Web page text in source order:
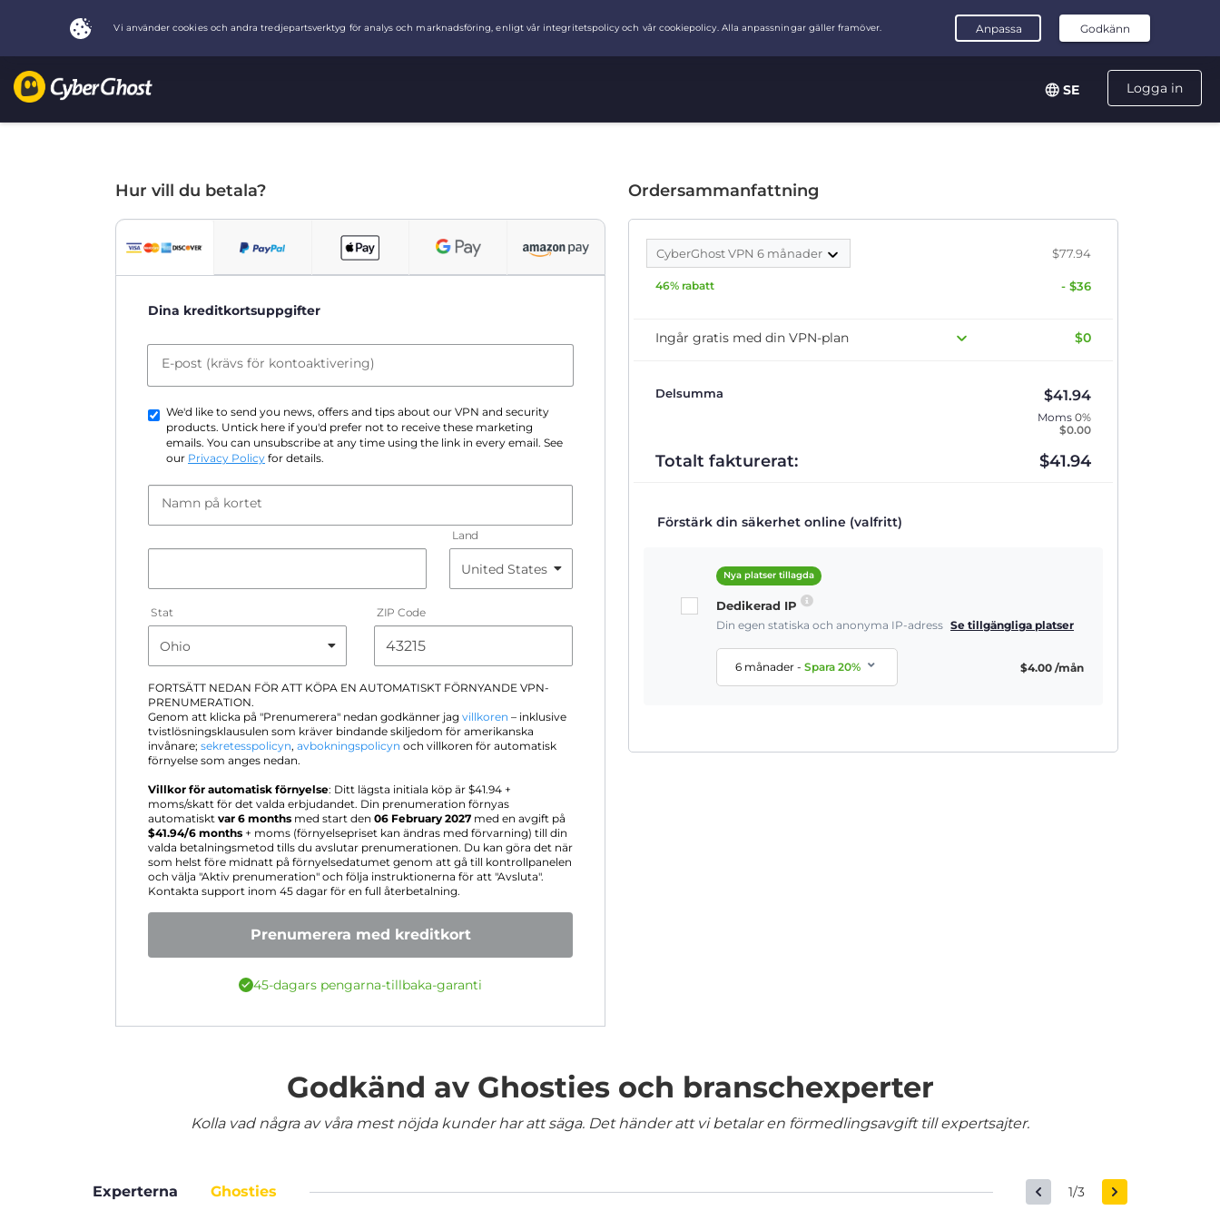
Logga in
SE
Hur vill du betala?
Dina kreditkortsuppgifter
E-post (krävs för kontoaktivering)
We'd like to send you news, offers and tips about our VPN and security
products. Untick here if you'd prefer not to receive these marketing
emails. You can unsubscribe at any time using the link in every email. See
our Privacy Policy for details.
Namn på kortet
Land
Stat ZIP Code
FORTSÄTT NEDAN FÖR ATT KÖPA EN AUTOMATISKT FÖRNYANDE VPN-
PRENUMERATION.
Genom att klicka på "Prenumerera" nedan godkänner jag villkoren – inklusive
tvistlösningsklausulen som kräver bindande skiljedom för amerikanska
invånare; sekretesspolicyn, avbokningspolicyn och villkoren för automatisk
förnyelse som anges nedan.
Villkor för automatisk förnyelse: Ditt lägsta initiala köp är $41.94 +
moms/skatt för det valda erbjudandet. Din prenumeration förnyas
automatiskt var 6 months med start den 06 February 2027 med en avgift på
$41.94/6 months + moms (förnyelsepriset kan ändras med förvarning) till din
valda betalningsmetod tills du avslutar prenumerationen. Du kan göra det när
som helst före midnatt på förnyelsedatumet genom att gå till kontrollpanelen
och välja "Aktiv prenumeration" och följa instruktionerna för att "Avsluta".
Kontakta support inom 45 dagar för en full återbetalning.
Prenumerera med kreditkort
45-dagars pengarna-tillbaka-garanti
Ordersammanfattning
CyberGhost VPN 6 månader $77.94
46% rabatt - $36
Ingår gratis med din VPN-plan $0
Delsumma $41.94
Moms 0%
$0.00
Totalt fakturerat: $41.94
Förstärk din säkerhet online (valfritt)
Nya platser tillagda
Dedikerad IP
Din egen statiska och anonyma IP-adress Se tillgängliga platser
6 månader-Spara20% $4.00 /mån
Godkänd av Ghosties och branschexperter
Kolla vad några av våra mest nöjda kunder har att säga. Det händer att vi betalar en förmedlingsavgift till expertsajter.
Experterna Ghosties 1/3